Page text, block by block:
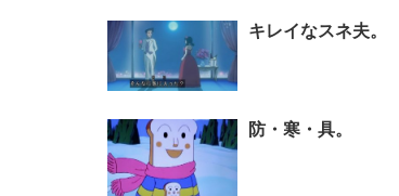
キレイなスネ夫。
防・寒・具。